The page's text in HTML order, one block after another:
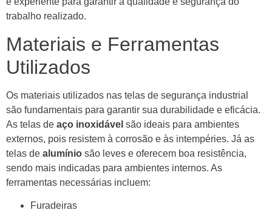
trabalho realizado.
Materiais e Ferramentas
Utilizados
Os materiais utilizados nas telas de segurança industrial
são fundamentais para garantir sua durabilidade e eficácia.
As telas de aço inoxidável são ideais para ambientes
externos, pois resistem à corrosão e às intempéries. Já as
telas de alumínio são leves e oferecem boa resistência,
sendo mais indicadas para ambientes internos. As
ferramentas necessárias incluem:
Furadeiras